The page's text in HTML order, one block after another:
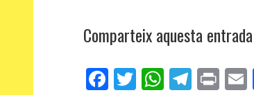
Comparteix aquesta entrada
Fa Tw W Te Pri E